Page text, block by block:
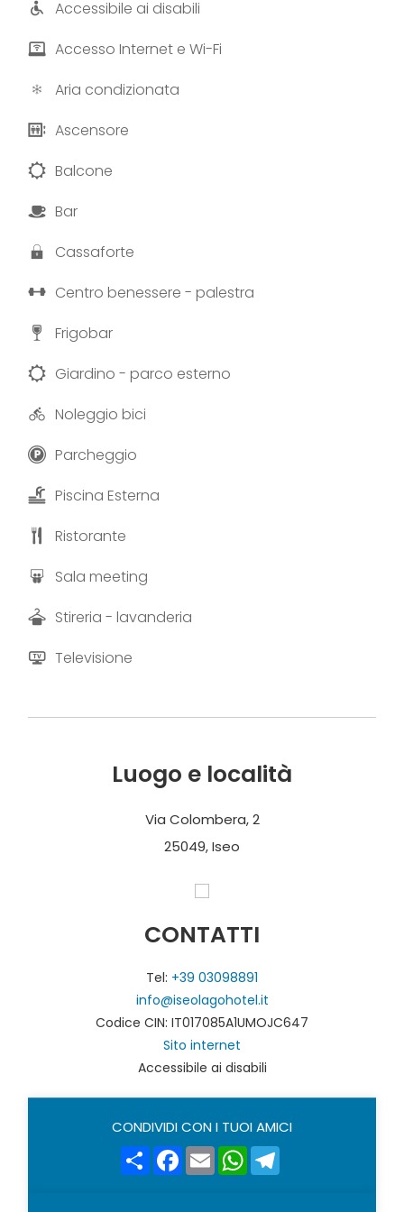
Accessibile ai disabili
Accesso Internet e Wi-Fi
Aria condizionata
Ascensore
Balcone
Bar
Cassaforte
Centro benessere - palestra
Frigobar
Giardino - parco esterno
Noleggio bici
Parcheggio
Piscina Esterna
Ristorante
Sala meeting
Stireria - lavanderia
Televisione
Luogo e località
Via Colombera, 2
25049, Iseo
CONTATTI
Tel: +39 03098891
info@iseolagohotel.it
Codice CIN: IT017085A1UMOJC647
Sito internet
Accessibile ai disabili
CONDIVIDI CON I TUOI AMICI
ShareFacebook
EmailWhatsApp